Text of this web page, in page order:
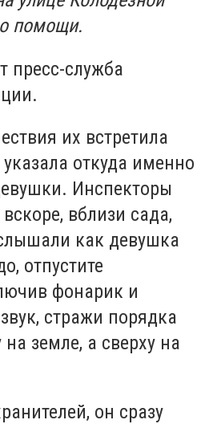
помощи.
пресс-служба
их встретила
откуда именно
Инспекторы
вблизи сада,
как девушка
отпустите
фонарик и
стражи порядка
земле, а сверху на
он сразу